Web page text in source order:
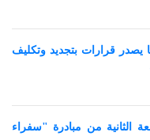
يصدر قرارات بتجديد وتكليف
الثانية من مبادرة "سفراء